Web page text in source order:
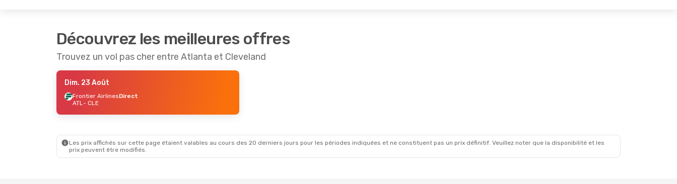
Découvrez les meilleures offres
Trouvez un vol pas cher entre Atlanta et Cleveland
Dim. 23 Août
Frontier AirlinesDirect
ATL- CLE
Les prix affichés sur cette page étaient valables au cours des 20 derniers jours pour les périodes indiquées et ne constituent pas un prix définitif. Veuillez noter que la disponibilité et les
prix peuvent être modifiés.